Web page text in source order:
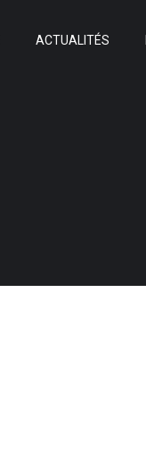
ACTUALITÉS